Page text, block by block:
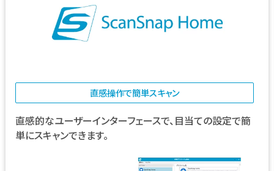
直感操作で簡単スキャン
直感的なユーザーインターフェースで、目当ての設定で簡
単にスキャンできます。